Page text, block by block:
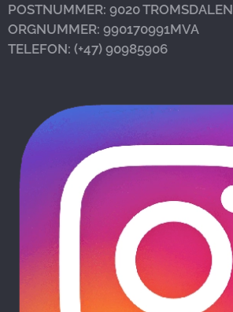
POSTNUMMER: 9020 TROMSDALEN
ORGNUMMER: 990170991MVA
TELEFON: (+47) 90985906